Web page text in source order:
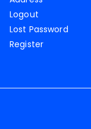
Logout
Lost Password
Register